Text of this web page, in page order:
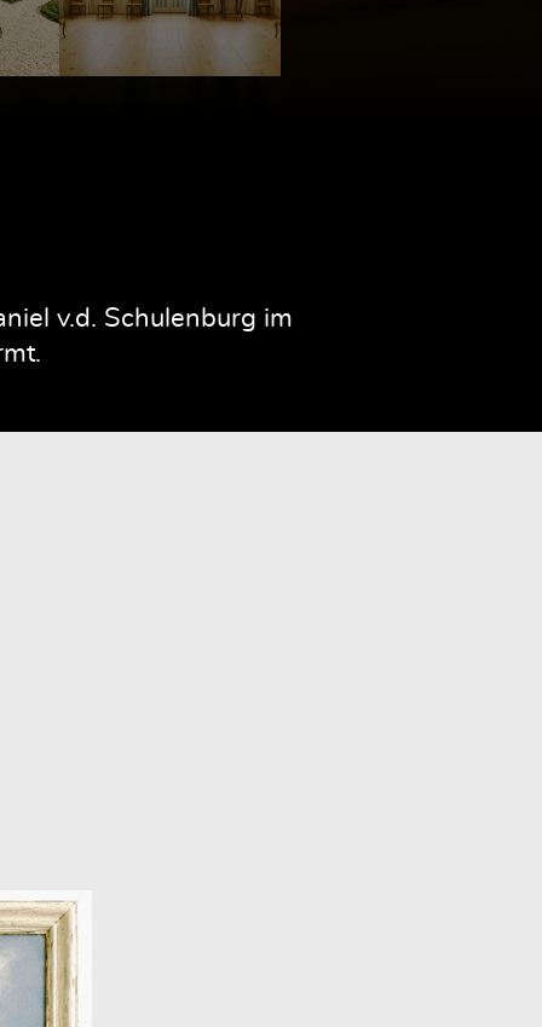
v.d. Schulenburg im